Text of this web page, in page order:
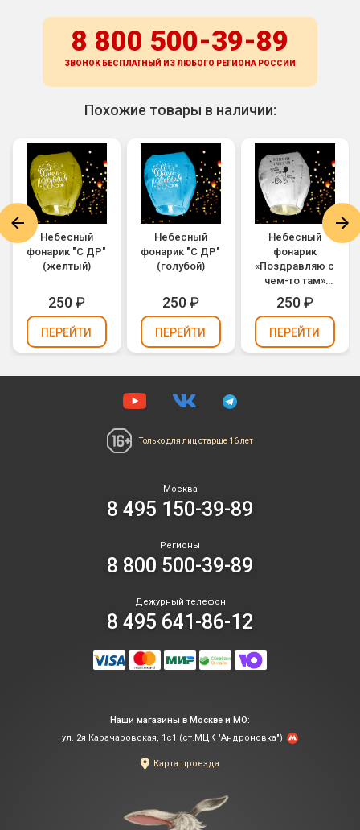
8 800 500-39-89
ЗВОНОК БЕСПЛАТНЫЙ ИЗ ЛЮБОГО РЕГИОНА РОССИИ
Похожие товары в наличии:
Небесный
фонарик "С ДР"
(желтый)
250₽
ПЕРЕЙТИ
Небесный
фонарик "С ДР"
(голубой)
250₽
ПЕРЕЙТИ
Небесный
фонарик
«Поздравляю с
чем-то там»
(белый)
250₽
ПЕРЕЙТИ
Только для лиц старше 16 лет
Москва
8 495 150-39-89
Регионы
8 800 500-39-89
Дежурный телефон
8 495 641-86-12
Наши магазины в Москве и МО:
ул. 2я Карачаровская, 1с1 (ст.МЦК "Андроновка")
Карта проезда